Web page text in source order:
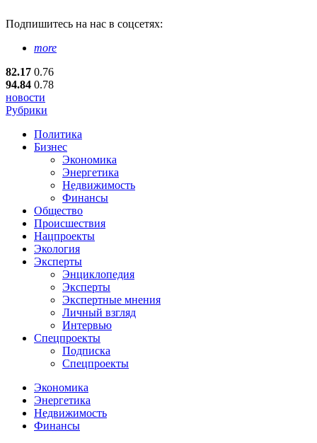
Подпишитесь на нас в соцсетях:
more
82.17 0.76
94.84 0.78
новости
Рубрики
Политика
Бизнес
Экономика
Энергетика
Недвижимость
Финансы
Общество
Происшествия
Нацпроекты
Экология
Эксперты
Энциклопедия
Эксперты
Экспертные мнения
Личный взгляд
Интервью
Спецпроекты
Подписка
Спецпроекты
Экономика
Энергетика
Недвижимость
Финансы